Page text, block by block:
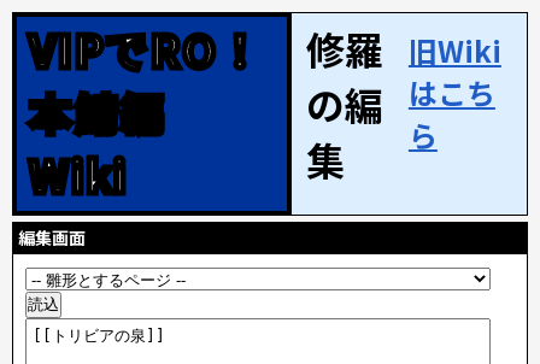
VIPでRO！
本鯖編
Wiki
修羅
の編
集
旧Wiki
はこち
ら
編集画面